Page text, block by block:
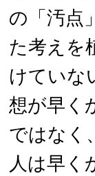
の「汚点
た考えを
けていな
想が早く
ではなく
人は早く